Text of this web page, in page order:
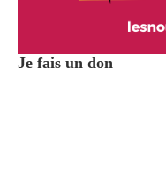
Je fais un don